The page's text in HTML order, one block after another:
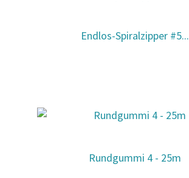
Endlos-Spiralzipper #5...
Rundgummi 4 - 25m